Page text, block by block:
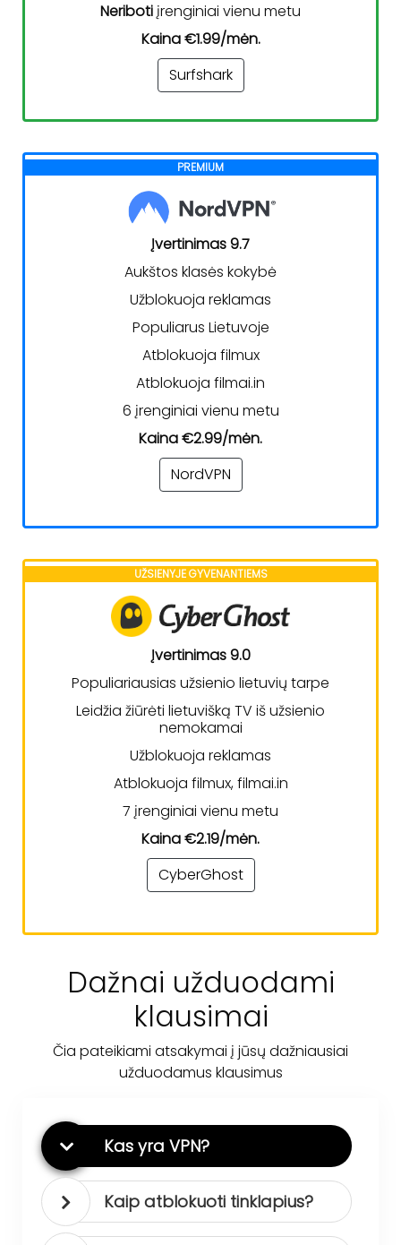
Neribotiįrenginiai vienu metu
Kaina €1.99/mėn.
Surfshark
PREMIUM
Įvertinimas 9.7
Aukštos klasės kokybė
Užblokuoja reklamas
Populiarus Lietuvoje
Atblokuoja filmux
Atblokuoja filmai.in
6 įrenginiai vienu metu
Kaina €2.99/mėn.
NordVPN
UŽSIENYJE GYVENANTIEMS
Įvertinimas 9.0
Populiariausias užsienio lietuvių tarpe
Leidžia žiūrėti lietuvišką TV iš užsienio
nemokamai
Užblokuoja reklamas
Atblokuoja filmux, filmai.in
7 įrenginiai vienu metu
Kaina €2.19/mėn.
CyberGhost
Dažnai užduodami
klausimai
Čia pateikiami atsakymai į jūsų dažniausiai
užduodamus klausimus
Kas yra VPN?
Kaip atblokuoti tinklapius?